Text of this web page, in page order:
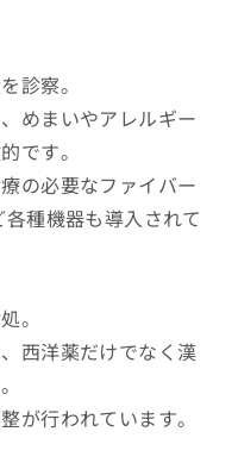
診察。
めまいやアレルギー
です。
の必要なファイバー
種機器も導入されて
。
西洋薬だけでなく漢
が行われています。